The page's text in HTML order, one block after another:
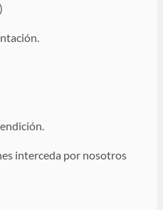
interceda por nosotros